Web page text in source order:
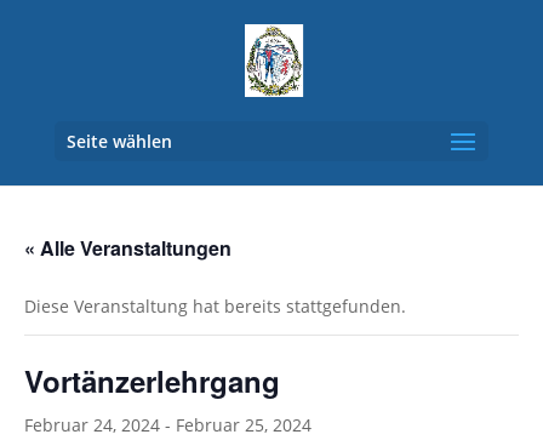
Seite wählen
« Alle Veranstaltungen
Diese Veranstaltung hat bereits stattgefunden.
Vortänzerlehrgang
Februar 24, 2024 - Februar 25, 2024